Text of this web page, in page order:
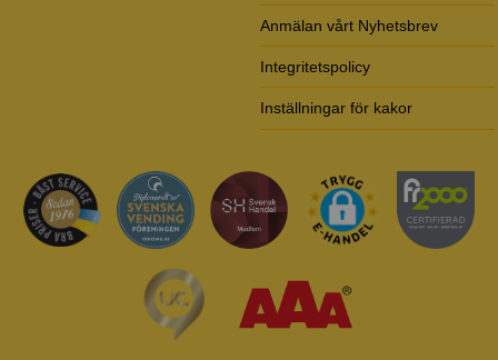
Anmälan vårt Nyhetsbrev
Integritetspolicy
Inställningar för kakor